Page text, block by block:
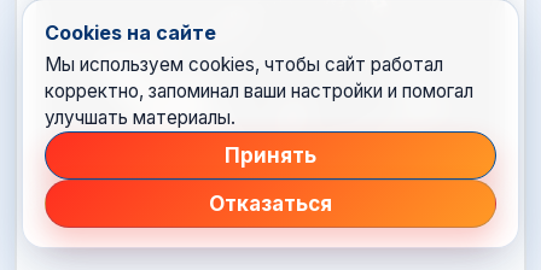
Cookies на сайте
Мы используем cookies, чтобы сайт работал
корректно, запоминал ваши настройки и помогал
улучшать материалы.
Принять
Отказаться